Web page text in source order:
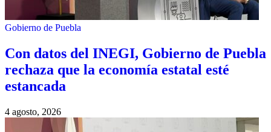
Gobierno de Puebla
Con datos del INEGI, Gobierno de Puebla
rechaza que la economía estatal esté
estancada
4 agosto, 2026